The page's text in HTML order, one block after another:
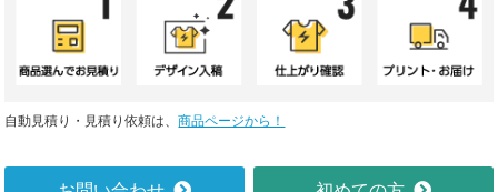
自動見積り・見積り依頼は、商品ページから！